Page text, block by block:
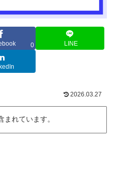
0 LINE
2026.03.27
まれています。